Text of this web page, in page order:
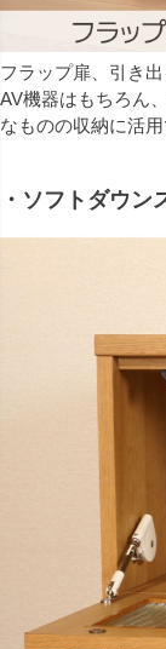
フラップ扉、引き
AV機器はもちろん
なものの収納に活用
・ソフトダウン